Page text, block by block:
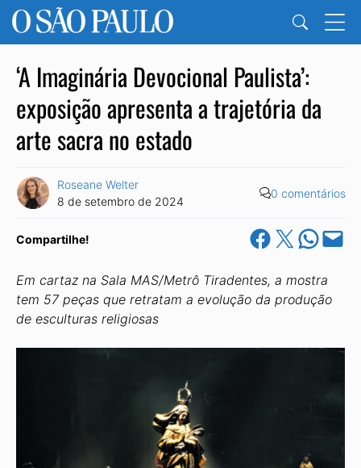
‘A Imaginária Devocional Paulista’:
exposição apresenta a trajetória da
arte sacra no estado
Roseane Welter
8 de setembro de 2024
0 comentários
Compartilhe! Share on Facebook
Share on X Share on
Email this
Em cartaz na Sala MAS/Metrô Tiradentes, a mostra
tem 57 peças que retratam a evolução da produção
de esculturas religiosas